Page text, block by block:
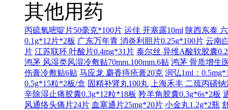
其他用药
丙硫氧嘧啶片50毫克*100片 运佳 开塞露10ml 陕西东泰
0.1g*12片*2板 广东万年青 消炎利胆片0.25g*100片 云南
片 江苏联环 叶酸片0.4mg*31片 泰尔丝 异维A酸软胶囊
鸿茅 风湿类风湿冷敷贴70mm.100mm.6贴 鸿茅 骨质增生
伤膏冷敷贴6贴 马应龙 麝香痔疮膏20克 润弘1ml：
0.5g*15粒*2板/盒 固精补肾丸100丸
上海禾丰 二巯丙磺
辛除湿止痛胶囊0.3g*12粒*18板 羚羊角胶囊0.3g*6s*2板
风通络头痛片24片 血塞通片25mg*20片 小金丸1.2g*2瓶